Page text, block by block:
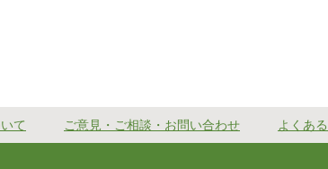
て ご意見・ご相談・お問い合わせ よくあ